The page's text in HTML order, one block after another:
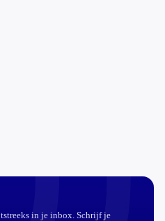
in je inbox. Schrijf je